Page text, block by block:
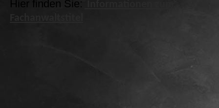
Hier finden Sie: